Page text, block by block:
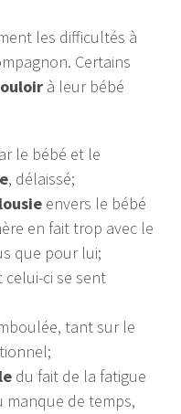
les difficultés à
Certains
à leur bébé
le bébé et le
, délaissé;
envers le bébé
en fait trop avec le
que pour lui;
ci se sent
tant sur le
du fait de la fatigue
manque de temps,